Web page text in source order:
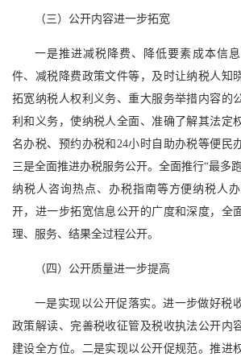
（三）公开内容进一步拓宽
一是推进减税降费、降低要素成本信
件、减税降费政策文件等，及时让纳税人知
拓宽纳税人权利义务、重大服务举措内容的
利和义务，使纳税人全面、准确了解其法定
名办税、预约办税和24小时自助办税等便民
三是全面推进办税服务公开。全面推行“最多
纳税人咨询热点、办税指南等方便纳税人
开，进一步拓宽信息公开的广度和深度，全
理、服务、结果全过程公开。
（四）公开质量进一步提高
一是实现以公开促落实。进一步做好税
政策解读、完善税收征管及税收执法公开内
建设全方位。二是实现以公开促规范。推进